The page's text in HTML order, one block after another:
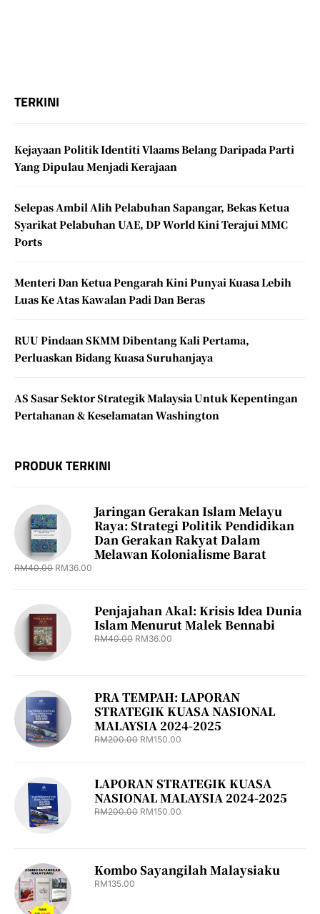
TERKINI
Kejayaan Politik Identiti Vlaams Belang Daripada Parti
Yang Dipulau Menjadi Kerajaan
Selepas Ambil Alih Pelabuhan Sapangar, Bekas Ketua
Syarikat Pelabuhan UAE, DP World Kini Terajui MMC
Ports
Menteri Dan Ketua Pengarah Kini Punyai Kuasa Lebih
Luas Ke Atas Kawalan Padi Dan Beras
RUU Pindaan SKMM Dibentang Kali Pertama,
Perluaskan Bidang Kuasa Suruhanjaya
AS Sasar Sektor Strategik Malaysia Untuk Kepentingan
Pertahanan & Keselamatan Washington
PRODUK TERKINI
Jaringan Gerakan Islam Melayu
Raya: Strategi Politik Pendidikan
Dan Gerakan Rakyat Dalam
Melawan Kolonialisme Barat
RM40.00 RM36.00
Penjajahan Akal: Krisis Idea Dunia
Islam Menurut Malek Bennabi
RM40.00 RM36.00
PRA TEMPAH: LAPORAN
STRATEGIK KUASA NASIONAL
MALAYSIA 2024-2025
RM200.00 RM150.00
LAPORAN STRATEGIK KUASA
NASIONAL MALAYSIA 2024-2025
RM200.00 RM150.00
Kombo Sayangilah Malaysiaku
RM135.00